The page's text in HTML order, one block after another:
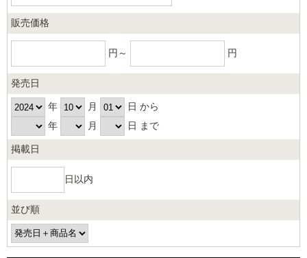
販売価格
円～ 円
発売日
年 月
日 から
年
月 日 まで
掲載日
日以内
並び順